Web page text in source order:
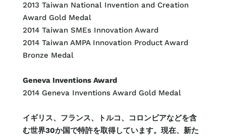
2013 Taiwan National Invention and Creation
Award Gold Medal
2014 Taiwan SMEs Innovation Award
2014 Taiwan AMPA Innovation Product Award
Bronze Medal
Geneva Inventions Award
2014 Geneva Inventions Award Gold Medal
イギリス、フランス、トルコ、コロンビアなどを含
む世界30か国で特許を取得しています。現在、新た